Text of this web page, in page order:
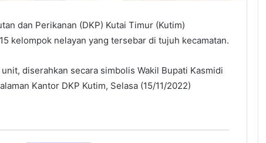
dan Perikanan (DKP) Kutai Timur (Kutim)
kelompok nelayan yang tersebar di tujuh kecamatan.
diserahkan secara simbolis Wakil Bupati Kasmidi
Kantor DKP Kutim, Selasa (15/11/2022)